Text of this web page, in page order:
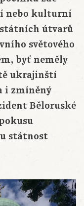
nebo kulturní
útvarů
světového
byť neměly
ukrajinští
i zmíněný
Běloruské
státnost